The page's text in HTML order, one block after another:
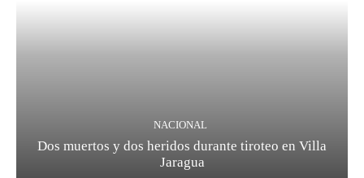
NACIONAL
Dos muertos y dos heridos durante tiroteo en Villa
Jaragua